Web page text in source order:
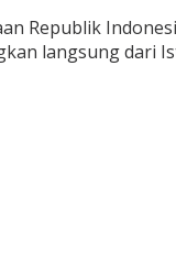
Republik
langsung dari